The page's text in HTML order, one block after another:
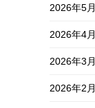
2026年5月
2026年4月
2026年3月
2026年2月